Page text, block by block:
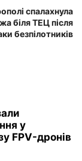
спалахнула
біля ТЕЦ після
безпілотників
у
FPV-дронів